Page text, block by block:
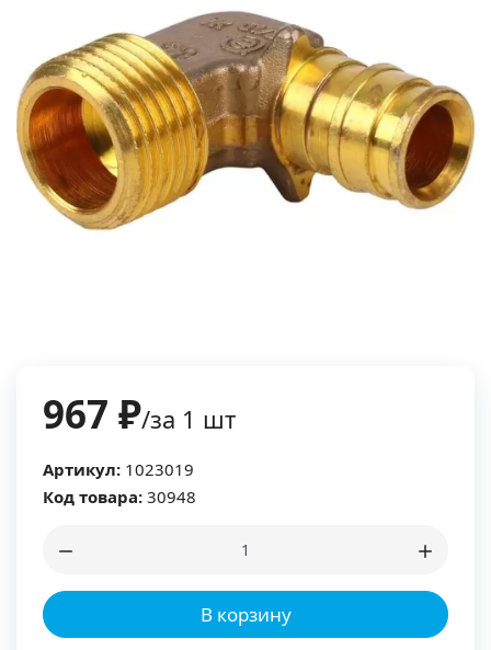
967 ₽/за 1 шт
Артикул: 1023019
Код товара: 30948
В корзину